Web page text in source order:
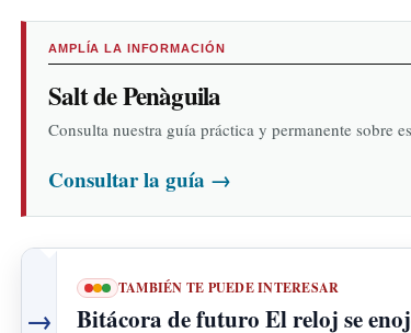
AMPLÍA LA INFORMACIÓN
Salt de Penàguila
Consulta nuestra guía práctica y permanente sobre
Consultar la guía →
→
TAMBIÉN TE PUEDE INTERESAR
Bitácora de futuro El reloj se